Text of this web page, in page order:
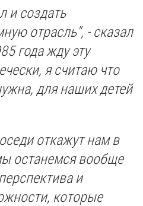
и создать
отрасль", - сказал
года жду эту
я считаю что
для наших детей
откажут нам в
останемся вообще
и
которые